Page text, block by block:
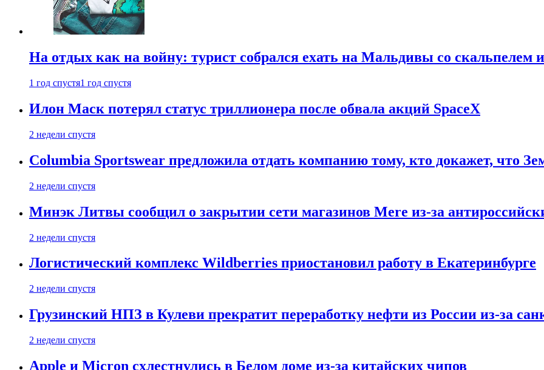
На отдых как на войну: турист собрался ехать на Мальдивы со скальпелем
1 год спустя1 год спустя
Илон Маск потерял статус триллионера после обвала акций SpaceX
2 недели спустя
Columbia Sportswear предложила отдать компанию тому, кто докажет, что
2 недели спустя
Минэк Литвы сообщил о закрытии сети магазинов Mere из-за
2 недели спустя
Логистический комплекс Wildberries приостановил работу в Екатеринбурге
2 недели спустя
Грузинский НПЗ в Кулеви прекратит переработку нефти из России из-за
2 недели спустя
Apple и Micron схлестнулись в Белом доме из-за китайских чипов